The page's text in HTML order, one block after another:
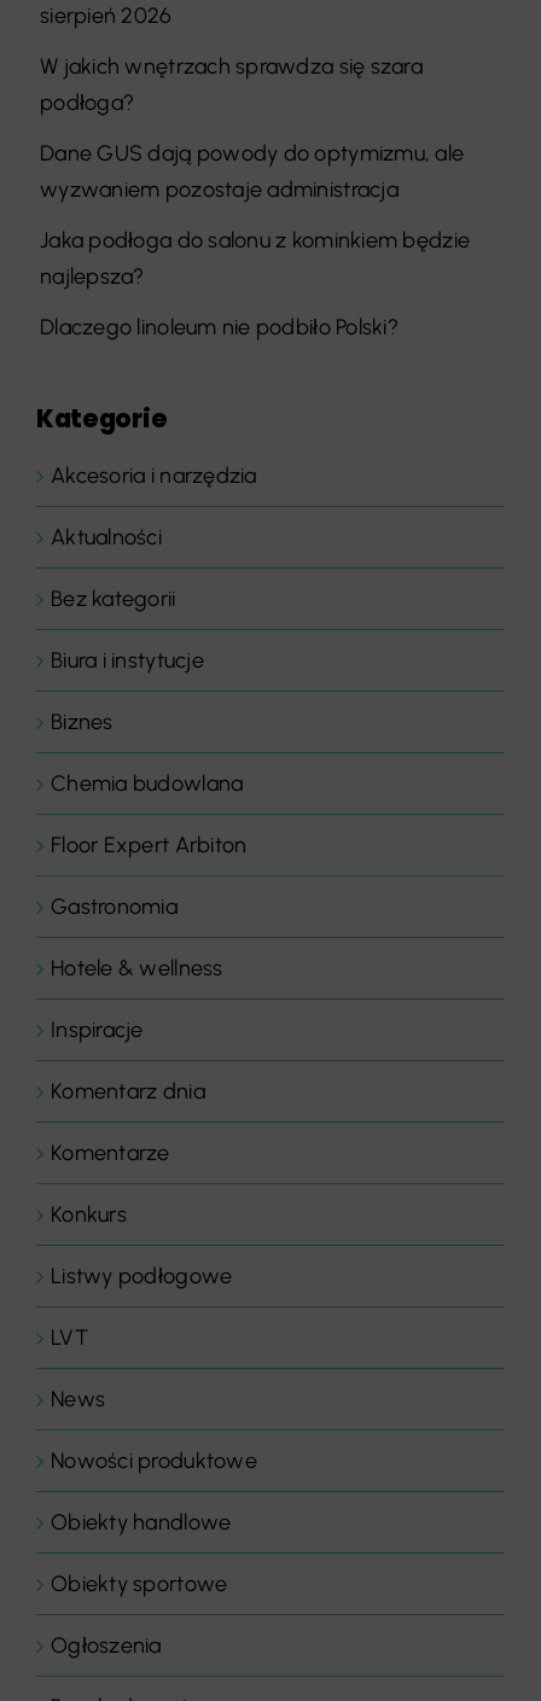
sierpień 2026
W jakich wnętrzach sprawdza się szara
podłoga?
Dane GUS dają powody do optymizmu, ale
wyzwaniem pozostaje administracja
Jaka podłoga do salonu z kominkiem będzie
najlepsza?
Dlaczego linoleum nie podbiło Polski?
Kategorie
Akcesoria i narzędzia
Aktualności
Bez kategorii
Biura i instytucje
Biznes
Chemia budowlana
Floor Expert Arbiton
Gastronomia
Hotele & wellness
Inspiracje
Komentarz dnia
Komentarze
Konkurs
Listwy podłogowe
LVT
News
Nowości produktowe
Obiekty handlowe
Obiekty sportowe
Ogłoszenia